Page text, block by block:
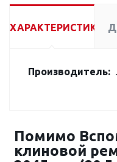
ХАРАКТЕРИСТИКИ
Производитель:
Помимо
клиновой